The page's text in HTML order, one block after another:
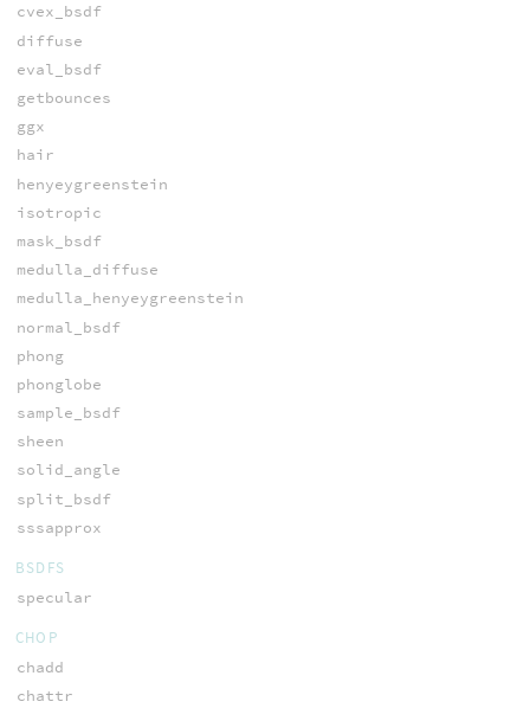
cvex_bsdf
diffuse
eval_bsdf
getbounces
ggx
hair
henyeygreenstein
isotropic
mask_bsdf
medulla_diffuse
medulla_henyeygreenstein
normal_bsdf
phong
phonglobe
sample_bsdf
sheen
solid_angle
split_bsdf
sssapprox
BSDFS
specular
CHOP
chadd
chattr